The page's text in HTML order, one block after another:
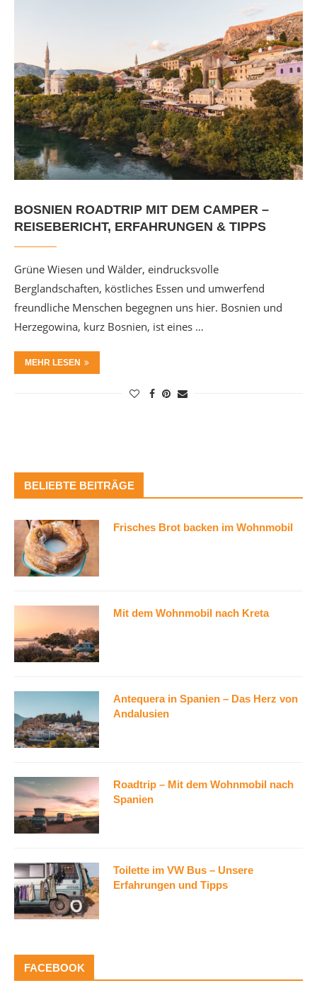
BOSNIEN ROADTRIP MIT DEM CAMPER –
REISEBERICHT, ERFAHRUNGEN & TIPPS
Grüne Wiesen und Wälder, eindrucksvolle
Berglandschaften, köstliches Essen und umwerfend
freundliche Menschen begegnen uns hier. Bosnien und
Herzegowina, kurz Bosnien, ist eines …
MEHR LESEN
BELIEBTE BEITRÄGE
Frisches Brot backen im Wohnmobil
Mit dem Wohnmobil nach Kreta
Antequera in Spanien – Das Herz von
Andalusien
Roadtrip – Mit dem Wohnmobil nach
Spanien
Toilette im VW Bus – Unsere
Erfahrungen und Tipps
FACEBOOK